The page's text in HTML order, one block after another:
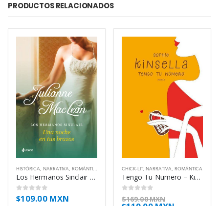
PRODUCTOS RELACIONADOS
HISTÓRICA, NARRATIVA, ROMÁNTICA
Los Hermanos Sinclair 02 – Una Noche En – Maclean Julianne
0out of 5
$109.00 MXN
CHICK-LIT , NARRATIVA, ROMÁNTICA
Tengo Tu Numero – Kinsella Sophie
0out of 5
$169.00 MXN